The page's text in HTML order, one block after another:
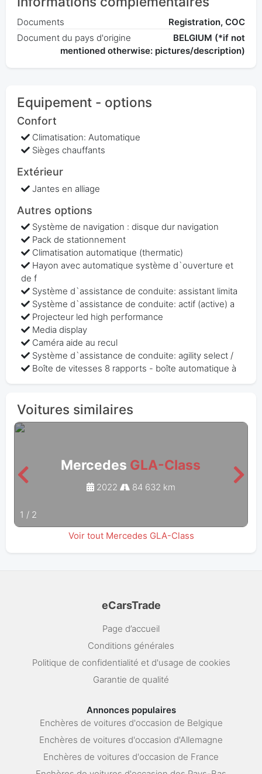
Documents
Registration, COC
Document du pays d'origine
BELGIUM (*if not
mentioned otherwise: pictures/description)
Equipement - options
Confort
Climatisation: Automatique
Sièges chauffants
Extérieur
Jantes en alliage
Autres options
Système de navigation : disque dur navigation
Pack de stationnement
Climatisation automatique (thermatic)
Hayon avec automatique système d`ouverture et
de f
Système d`assistance de conduite: assistant limita
Système d`assistance de conduite: actif (active) a
Projecteur led high performance
Media display
Caméra aide au recul
Système d`assistance de conduite: agility select /
Boîte de vitesses 8 rapports - boîte automatique à
Voitures similaires
Mercedes GLA-Class
2022 84 632 km
1 / 2
Voir tout Mercedes GLA-Class
eCarsTrade
Page d’accueil
Conditions générales
Politique de confidentialité et d'usage de cookies
Garantie de qualité
Annonces populaires
Enchères de voitures d'occasion de Belgique
Enchères de voitures d'occasion d'Allemagne
Enchères de voitures d'occasion de France